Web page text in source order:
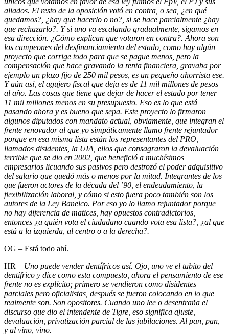
aliados. El resto de la oposición votó en contra, o sea, ¿en qué
quedamos?, ¿hay que hacerlo o no?, si se hace parcialmente ¿hay
que rechazarlo?. Y si uno va escalando gradualmente, sigamos en
esa dirección. ¿Cómo explican que votaron en contra?. Ahora son
los campeones del desfinanciamiento del estado, como hay algún
proyecto que corrige todo para que se pague menos, pero la
compensación que hace gravando la renta financiera, gravaba por
ejemplo un plazo fijo de 250 mil pesos, es un pequeño ahorrista ese.
Y aún así, el agujero fiscal que deja es de 11 mil millones de pesos
al año. Las cosas que tiene que dejar de hacer el estado por tener
11 mil millones menos en su presupuesto. Eso es lo que está
pasando ahora y es bueno que sepa. Este proyecto lo firmaron
algunos diputados con mandato actual, obviamente, que integran el
frente renovador al que yo simpáticamente llamo frente rejuntador
porque en esa misma lista están los representantes del PRO,
llamados disidentes, la UIA, ellos que consagraron la devaluación
terrible que se dio en 2002, que benefició a muchísimos
empresarios licuando sus pasivos pero destrozó el poder adquisitivo
del salario que quedó más o menos por la mitad. Integrantes de los
que fueron actores de la década del ’90, el endeudamiento, la
flexibilización laboral, y cómo si esto fuera poco también son los
autores de la Ley Banelco. Por eso yo lo llamo rejuntador porque
no hay diferencia de matices, hay opuestos contradictorios,
entonces ¿a quién vota el ciudadano cuando vota esa lista?, ¿al que
está a la izquierda, al centro o a la derecha?.
OG – Está todo ahí.
HR – Uno puede vender dentífricos así. Ojo, uno ve el tubito del
dentífrico y dice como esta compuesto, ahora el pensamiento de ese
frente no es explícito; primero se vendieron como disidentes
parciales pero oficialistas, después se fueron colocando en lo que
realmente son. Son opositores. Cuando uno lee o desentraña el
discurso que dio el intendente de Tigre, eso significa ajuste,
devaluación, privatización parcial de las jubilaciones. Al pan, pan,
y al vino, vino.